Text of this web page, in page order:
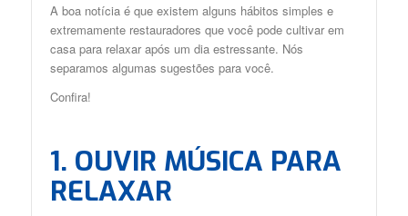
A boa notícia é que existem alguns hábitos simples e
extremamente restauradores que você pode cultivar em
casa para relaxar após um dia estressante. Nós
separamos algumas sugestões para você.
Confira!
1. OUVIR MÚSICA PARA
RELAXAR